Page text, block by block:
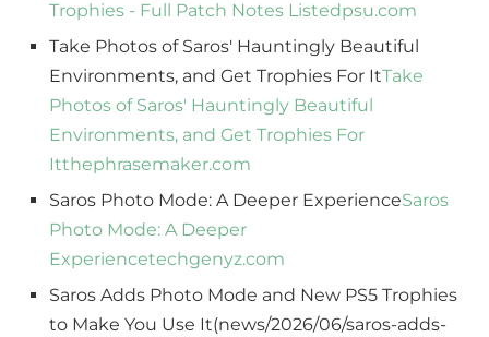
Trophies - Full Patch Notes Listedpsu.com
Take Photos of Saros' Hauntingly Beautiful
Environments, and Get Trophies For ItTake
Photos of Saros' Hauntingly Beautiful
Environments, and Get Trophies For
Itthephrasemaker.com
Saros Photo Mode: A Deeper ExperienceSaros
Photo Mode: A Deeper
Experiencetechgenyz.com
Saros Adds Photo Mode and New PS5 Trophies
to Make You Use It(news/2026/06/saros-adds-